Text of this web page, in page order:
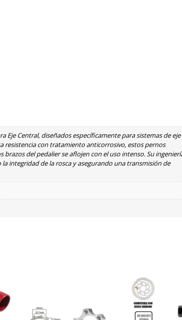
Eje Central, diseñados específicamente para sistemas de eje
resistencia con tratamiento anticorrosivo, estos pernos
del pedalier se aflojen con el uso intenso. Su
integridad de la rosca y asegurando una transmisión de